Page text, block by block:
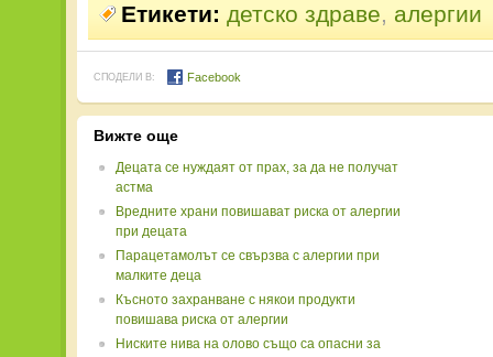
Етикети: детско здраве, алергии
СПОДЕЛИ В: Facebook
Вижте още
Децата се нуждаят от прах, за да не получат
астма
Вредните храни повишават риска от алергии
при децата
Парацетамолът се свързва с алергии при
малките деца
Късното захранване с някои продукти
повишава риска от алергии
Ниските нива на олово също са опасни за